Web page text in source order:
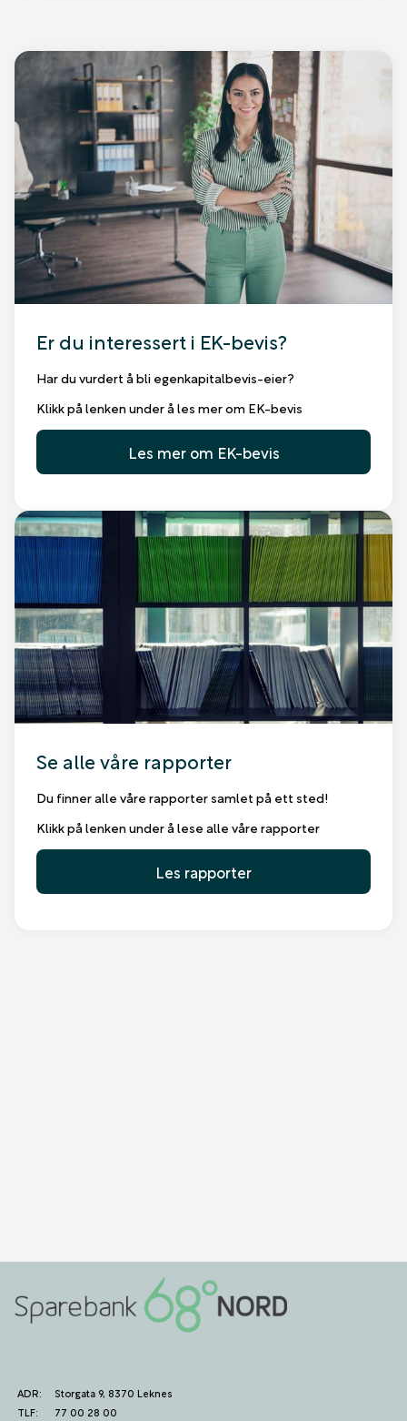
Er du interessert i EK-bevis?
Har du vurdert å bli egenkapitalbevis-eier?
Klikk på lenken under å les mer om EK-bevis
Les mer om EK-bevis
Se alle våre rapporter
Du finner alle våre rapporter samlet på ett sted!
Klikk på lenken under å lese alle våre rapporter
Les rapporter
ADR:
Storgata 9, 8370 Leknes
TLF:
77 00 28 00